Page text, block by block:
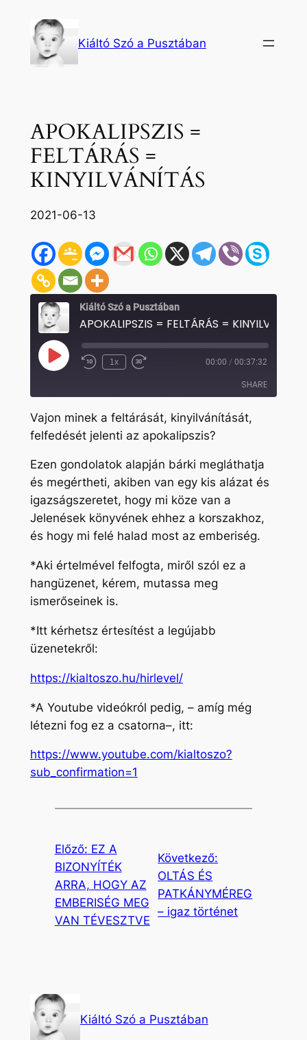
tartalomhoz
Kiáltó Szó a Pusztában
APOKALIPSZIS =
FELTÁRÁS =
KINYILVÁNÍTÁS
2021-06-13
Kiáltó Szó a Pusztában
APOKALIPSZIS = FELTÁRÁS =
Play
Episode Rewind
1x
Fast
seconds
00:00 / 00:37:32
SHARE
SHARE
EMBED
Vajon minek a feltárását, kinyilvánítását,
felfedését jelenti az apokalipszis?
Ezen gondolatok alapján bárki megláthatja
és megértheti, akiben van egy kis alázat és
igazságszeretet, hogy mi köze van a
Jelenések könyvének ehhez a korszakhoz,
és hogy mi felé halad most az emberiség.
*Aki értelmével felfogta, miről szól ez a
hangüzenet, kérem, mutassa meg
ismerőseinek is.
*Itt kérhetsz értesítést a legújabb
üzenetekről:
https://kialtoszo.hu/hirlevel/
*A Youtube videókról pedig, – amíg még
létezni fog ez a csatorna–, itt:
https://www.youtube.com/kialtoszo?
sub_confirmation=1
Előző: EZ A
BIZONYÍTÉK
ARRA, HOGY AZ
EMBERISÉG MEG
VAN TÉVESZTVE
Következő:
OLTÁS ÉS
PATKÁNYMÉREG
– igaz történet
Kiáltó Szó a Pusztában